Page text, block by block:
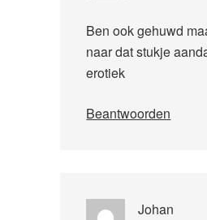
Ben ook gehuwd
naar dat stukje
erotiek
Beantwoorden
Johan